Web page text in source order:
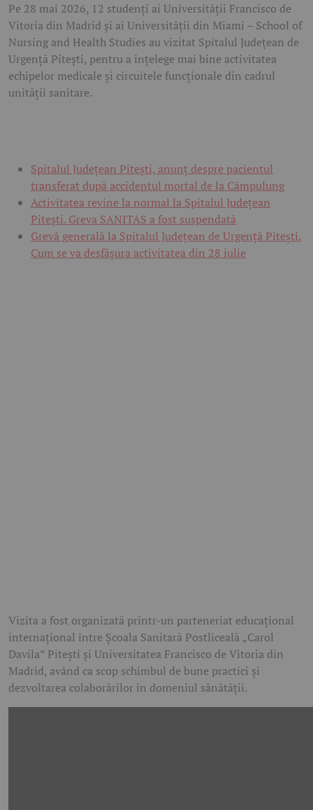
Pe 28 mai 2026, 12 studenți ai Universității Francisco de
Vitoria din Madrid și ai Universității din Miami – School of
Nursing and Health Studies au vizitat Spitalul Județean de
Urgență Pitești, pentru a înțelege mai bine activitatea
echipelor medicale și circuitele funcționale din cadrul
unității sanitare.
Spitalul Județean Pitești, anunț despre pacientul
transferat după accidentul mortal de la Câmpulung
Activitatea revine la normal la Spitalul Județean
Pitești. Greva SANITAS a fost suspendată
Grevă generală la Spitalul Județean de Urgență Pitești.
Cum se va desfășura activitatea din 28 iulie
Vizita a fost organizată printr-un parteneriat educațional
internațional între Școala Sanitară Postliceală „Carol
Davila” Pitești și Universitatea Francisco de Vitoria din
Madrid, având ca scop schimbul de bune practici și
dezvoltarea colaborărilor în domeniul sănătății.